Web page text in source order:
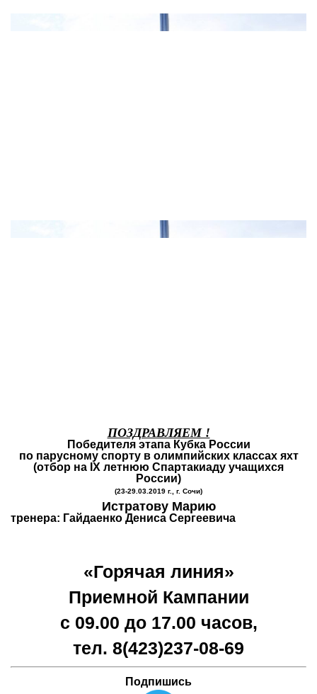
«Горячая линия»
Приемной Кампании
с 09.00 до 17.00 часов,
тел. 8(423)237-08-69
Подпишись
ПОЗДРАВЛЯЕМ !
Победителя этапа Кубка России
по парусному спорту в олимпийских классах яхт
(отбор на IX летнюю Спартакиаду учащихся
России)
(23-29.03.2019 г., г. Сочи)
Истратову Марию
тренера: Гайдаенко Дениса Сергеевича